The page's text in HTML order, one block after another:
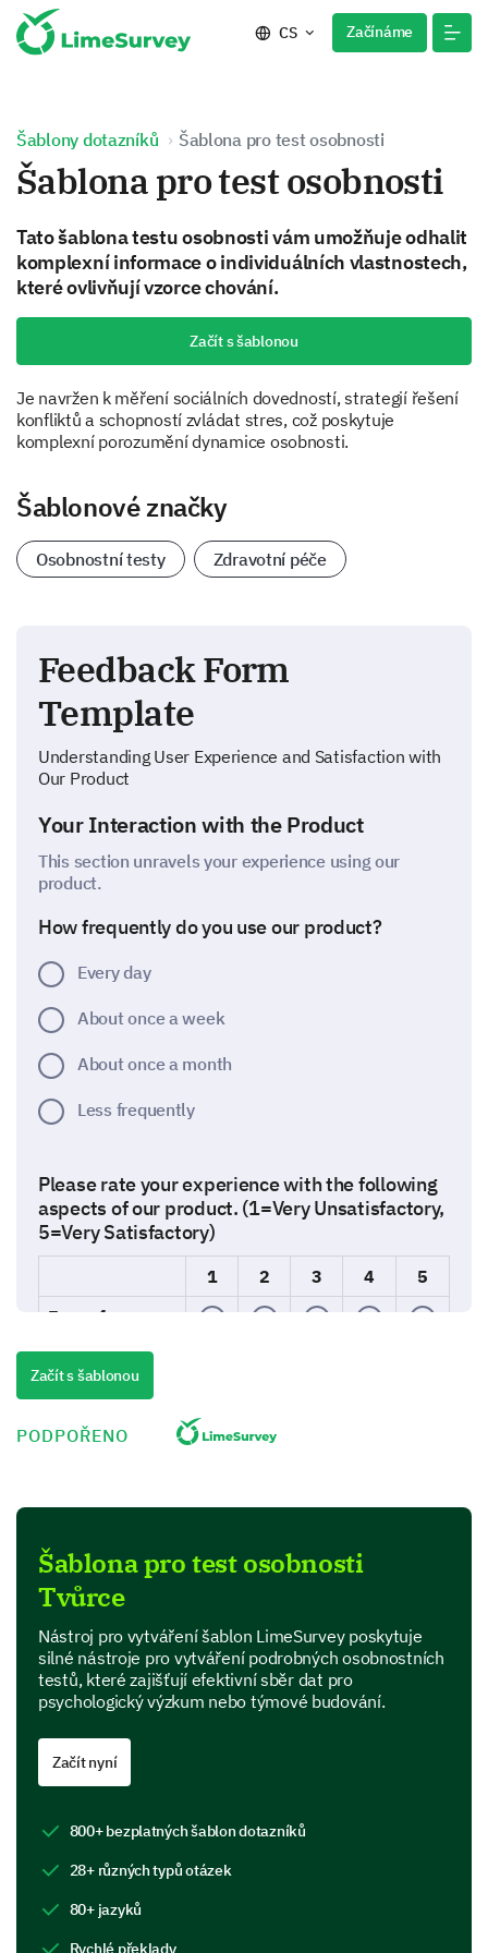
CS Začínáme
Šablony dotazníků Šablona pro test osobnosti
Šablona pro test osobnosti
Tato šablona testu osobnosti vám umožňuje odhalit
komplexní informace o individuálních vlastnostech,
které ovlivňují vzorce chování.
Začít s šablonou
Je navržen k měření sociálních dovedností, strategií řešení
konfliktů a schopností zvládat stres, což poskytuje
komplexní porozumění dynamice osobnosti.
Šablonové značky
Osobnostní testy Zdravotní péče
Feedback Form
Template
Understanding User Experience and Satisfaction with
Our Product
Your Interaction with the Product
This section unravels your experience using our
product.
How frequently do you use our product?
Every day
About once a week
About once a month
Less frequently
Please rate your experience with the following
aspects of our product. (1=Very Unsatisfactory,
5=Very Satisfactory)
1 2 3 4
5
Ease of use
Performance
In this section, we are interested in your perspective
on specific features of our product.
Which features of our product do you find most
useful? (Select all that apply)
Feature A
Feature B
Feature D
If you could add or change one feature on our
product, what would it be and why?
Začít s šablonou
PODPOŘENO
Šablona pro test osobnosti
Tvůrce
Nástroj pro vytváření šablon LimeSurvey poskytuje
silné nástroje pro vytváření podrobných osobnostních
testů, které zajišťují efektivní sběr dat pro
psychologický výzkum nebo týmové budování.
Začít nyní
800+ bezplatných šablon dotazníků
28+ různých typů otázek
80+ jazyků
Rychlé překlady